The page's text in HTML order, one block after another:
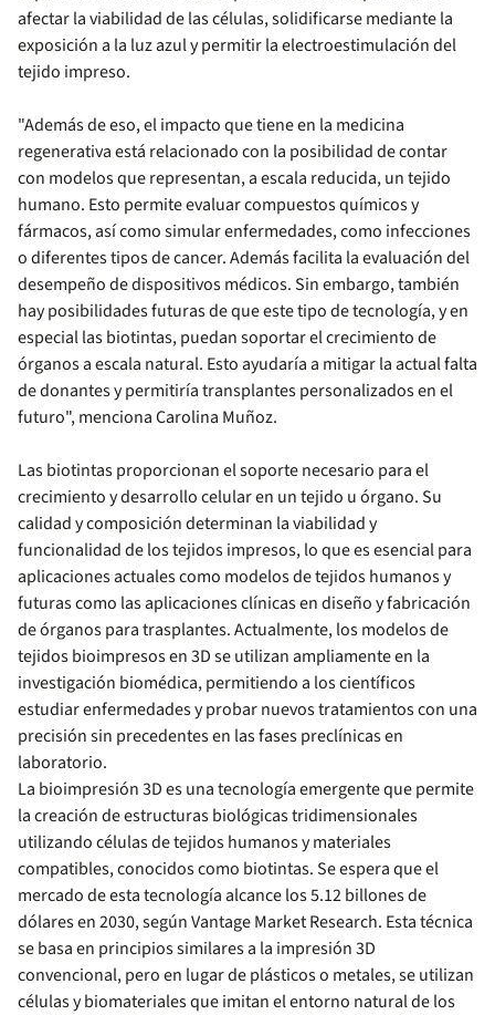
afectar la viabilidad de las células, solidificarse mediante la
exposición a la luz azul y permitir la electroestimulación del
tejido impreso.
"Además de eso, el impacto que tiene en la medicina
regenerativa está relacionado con la posibilidad de contar
con modelos que representan, a escala reducida, un tejido
humano. Esto permite evaluar compuestos químicos y
fármacos, así como simular enfermedades, como infecciones
o diferentes tipos de cancer. Además facilita la evaluación del
desempeño de dispositivos médicos. Sin embargo, también
hay posibilidades futuras de que este tipo de tecnología, y en
especial las biotintas, puedan soportar el crecimiento de
órganos a escala natural. Esto ayudaría a mitigar la actual falta
de donantes y permitiría transplantes personalizados en el
futuro", menciona Carolina Muñoz.
Las biotintas proporcionan el soporte necesario para el
crecimiento y desarrollo celular en un tejido u órgano. Su
calidad y composición determinan la viabilidad y
funcionalidad de los tejidos impresos, lo que es esencial para
aplicaciones actuales como modelos de tejidos humanos y
futuras como las aplicaciones clínicas en diseño y fabricación
de órganos para trasplantes. Actualmente, los modelos de
tejidos bioimpresos en 3D se utilizan ampliamente en la
investigación biomédica, permitiendo a los científicos
estudiar enfermedades y probar nuevos tratamientos con una
precisión sin precedentes en las fases preclínicas en
laboratorio.
La bioimpresión 3D es una tecnología emergente que permite
la creación de estructuras biológicas tridimensionales
utilizando células de tejidos humanos y materiales
compatibles, conocidos como biotintas. Se espera que el
mercado de esta tecnología alcance los 5.12 billones de
dólares en 2030, según Vantage Market Research. Esta técnica
se basa en principios similares a la impresión 3D
convencional, pero en lugar de plásticos o metales, se utilizan
células y biomateriales que imitan el entorno natural de los